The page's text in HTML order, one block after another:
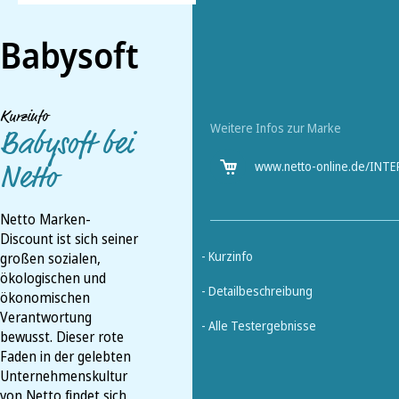
Babysoft
Kurzinfo
Babysoft bei
Netto
Netto Marken-
Discount ist sich seiner
großen sozialen,
ökologischen und
ökonomischen
Verantwortung
bewusst. Dieser rote
Faden in der gelebten
Unternehmenskultur
von Netto findet sich
Weitere Infos zur Marke
- Kurzinfo
- Detailbeschreibung
- Alle Testergebnisse